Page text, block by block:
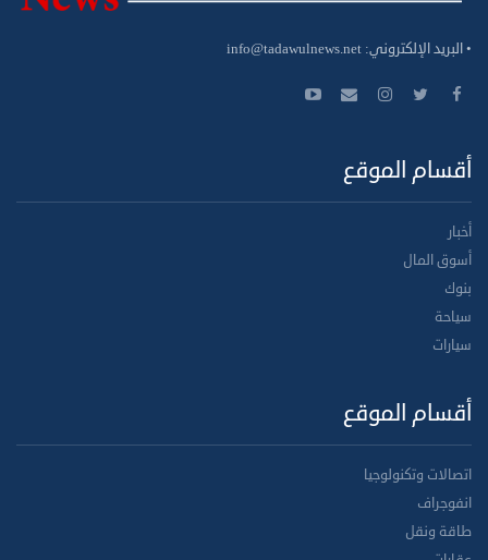
• البريد الإلكتروني: info@tadawulnews.net
أقسام الموقع
أخبار
أسوق المال
بنوك
سياحة
سيارات
أقسام الموقع
اتصالات وتكنولوجيا
انفوجراف
طاقة ونقل